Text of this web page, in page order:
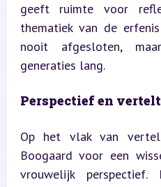
geeft ruimte voor
thematiek van de
nooit afgesloten,
generaties lang.
Perspectief en
Op het vlak van
Boogaard voor een
vrouwelijk